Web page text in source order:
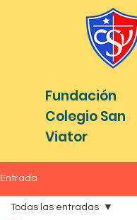
Fundación
Colegio San
Viator
Entrada
Todas las entradas